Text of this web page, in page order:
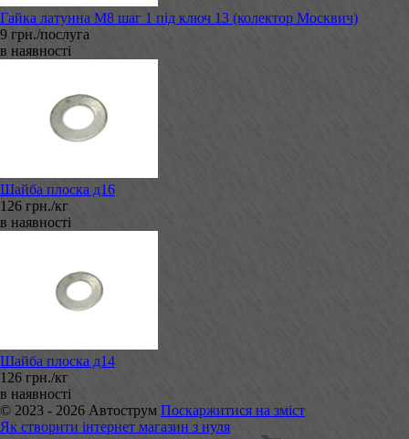
Гайка латунна М8 шаг 1 під ключ 13 (колектор Москвич)
9 грн./послуга
в наявності
Шайба плоска д16
126 грн./кг
в наявності
Шайба плоска д14
126 грн./кг
в наявності
© 2023 - 2026 Автострум Поскаржитися на зміст
Як створити інтернет магазин з нуля